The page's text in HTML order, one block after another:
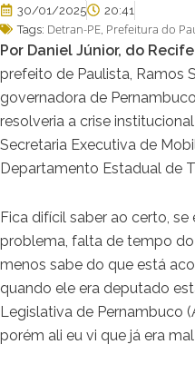
30/01/2025
20:41
Tags: Detran-PE Prefeitura do
Por Daniel Júnior, do
prefeito de Paulista, Ramos
governadora de
resolveria a crise
Secretaria Executiva de
Departamento Estadual de
Fica difícil saber ao certo,
problema, falta de tempo
menos sabe do que está
quando ele era deputado
Legislativa de Pernambuco
porém ali eu vi que já era